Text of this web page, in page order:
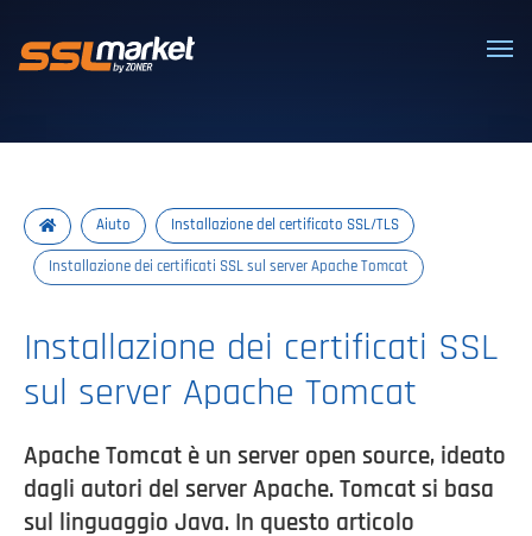
Aiuto Installazione del certificato SSL/TLS
Installazione dei certificati SSL sul server Apache Tomcat
Installazione dei certificati SSL
sul server Apache Tomcat
Apache Tomcat è un server open source, ideato
dagli autori del server Apache. Tomcat si basa
sul linguaggio Java. In questo articolo